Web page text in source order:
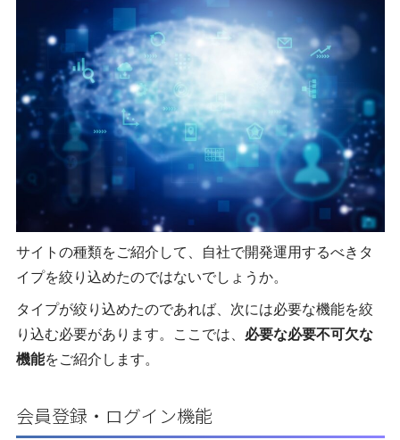
サイトの種類をご紹介して、自社で開発運用するべきタ
イプを絞り込めたのではないでしょうか。
タイプが絞り込めたのであれば、次には必要な機能を絞
り込む必要があります。ここでは、 必要な必要不可欠な
機能をご紹介します。
会員登録・ログイン機能